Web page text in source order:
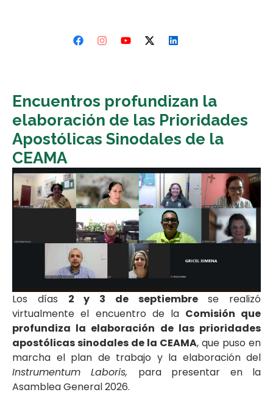
Encuentros profundizan la
elaboración de las Prioridades
Apostólicas Sinodales de la
CEAMA
Los días 2 y 3 de septiembrese realizó
virtualmente el encuentro de la Comisión que
profundiza la elaboración de las prioridades
apostólicas sinodales de la CEAMA, que puso en
marcha el plan de trabajo y la elaboración del
Instrumentum Laboris, para presentar en la
Asamblea General 2026.